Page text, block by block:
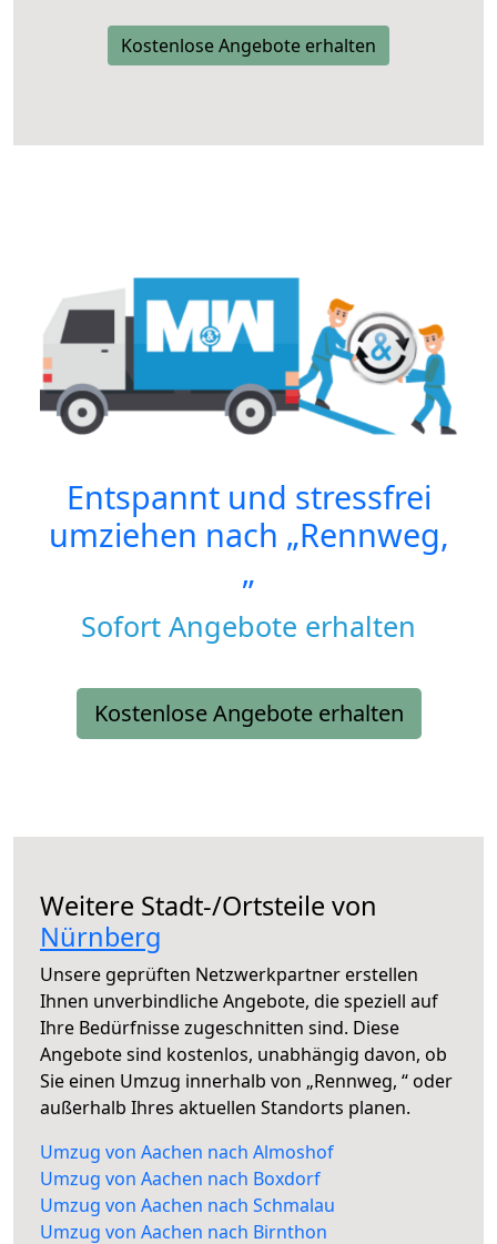
Kostenlose Angebote erhalten
Entspannt und stressfrei
umziehen nach „Rennweg,
„
Sofort Angebote erhalten
Kostenlose Angebote erhalten
Weitere Stadt-/Ortsteile von
Nürnberg
Unsere geprüften Netzwerkpartner erstellen
Ihnen unverbindliche Angebote, die speziell auf
Ihre Bedürfnisse zugeschnitten sind. Diese
Angebote sind kostenlos, unabhängig davon, ob
Sie einen Umzug innerhalb von „Rennweg, “ oder
außerhalb Ihres aktuellen Standorts planen.
Umzug von Aachen nach Almoshof
Umzug von Aachen nach Boxdorf
Umzug von Aachen nach Schmalau
Umzug von Aachen nach Birnthon